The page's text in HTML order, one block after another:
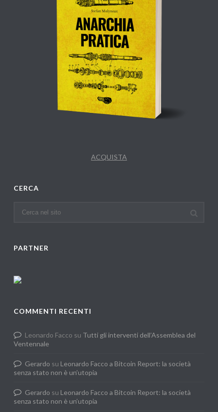
ACQUISTA
CERCA
PARTNER
COMMENTI RECENTI
Leonardo Facco su Tutti gli interventi dell’Assemblea del
Ventennale
Gerardo su Leonardo Facco a Bitcoin Report: la società
senza stato non è un’utopia
Gerardo su Leonardo Facco a Bitcoin Report: la società
senza stato non è un’utopia